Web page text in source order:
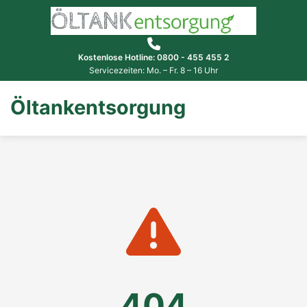
Kostenlose Hotline: 0800 - 455 455 2
Servicezeiten: Mo. – Fr. 8 – 16 Uhr
Öltankentsorgung